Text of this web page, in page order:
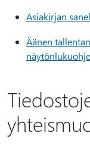
Asiakirjan
Äänen